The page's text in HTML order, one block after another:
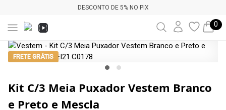
DESCONTO DE 5% NO PIX
0
FRETE GRÁTIS
Kit C/3 Meia Puxador Vestem Branco
e Preto e Mescla